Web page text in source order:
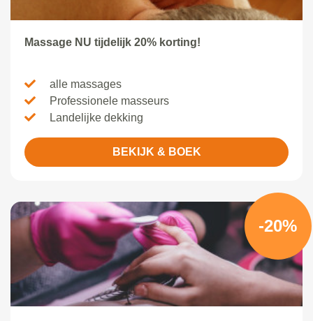
Massage NU tijdelijk 20% korting!
alle massages
Professionele masseurs
Landelijke dekking
BEKIJK & BOEK
-20%